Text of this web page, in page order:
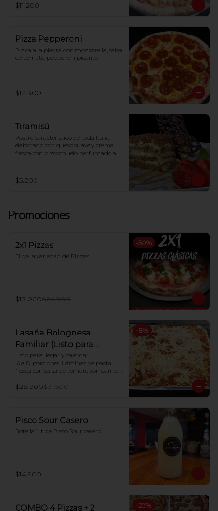
$11.200
Pizza Pepperoni
Pizza a la piedra con mozzarella, salsa
de tomate, pepperoni picante
$12.400
Tiramisù
Postre característico de toda Italia,
elaborado con queso suave y crema
fresca con bizcochuelo perfumado al
$5.200
Promociones
-50%
2x1 Pizzas
Elige la variedad de Pizzas
$12.000$24.000
-8%
Lasaña Bolognesa
Familiar (Listo para
hornear en casa)
Listo para llegar y calentar
6 a 8  porciones. Láminas de pasta
fresca con salsa de tomate con carne,
minutos.
$28.900$31.500
Pisco Sour Casero
Botella 1 lt de Pisco Sour casero
$14.900
-23%
COMBO 4 Pizzas + 2